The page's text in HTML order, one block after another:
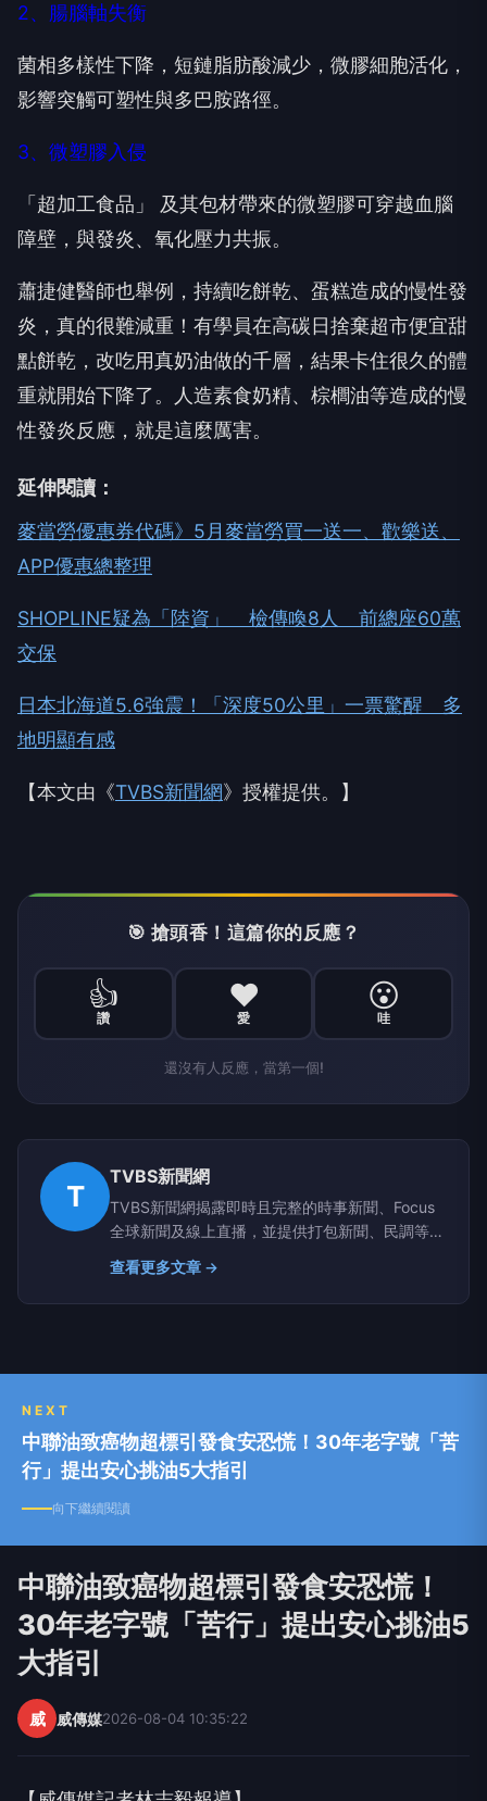
2、腸腦軸失衡
菌相多樣性下降，短鏈脂肪酸減少，微膠細胞活化，
影響突觸可塑性與多巴胺路徑。
3、微塑膠入侵
「超加工食品」 及其包材帶來的微塑膠可穿越血腦
障壁，與發炎、氧化壓力共振。
蕭捷健醫師也舉例，持續吃餅乾、蛋糕造成的慢性發
炎，真的很難減重！有學員在高碳日捨棄超市便宜甜
點餅乾，改吃用真奶油做的千層，結果卡住很久的體
重就開始下降了。人造素食奶精、棕櫚油等造成的慢
性發炎反應，就是這麼厲害。
延伸閱讀：
麥當勞優惠券代碼》5月麥當勞買一送一、歡樂送、
APP優惠總整理
SHOPLINE疑為「陸資」 檢傳喚8人 前總座60萬
交保
日本北海道5.6強震！「深度50公里」一票驚醒 多
地明顯有感
【本文由《TVBS新聞網》授權提供。】
🎯 搶頭香！這篇你的反應？
👍
讚
❤️
愛
😮
哇
還沒有人反應，當第一個!
T
TVBS新聞網
TVBS新聞網揭露即時且完整的時事新聞、Focus
全球新聞及線上直播，並提供打包新聞、民調等資
訊，展現兼具深度及廣度的新聞視野│TVBS 最值
得信賴的媒體
查看更多文章 →
NEXT
中聯油致癌物超標引發食安恐慌！30年老字號「苦
行」提出安心挑油5大指引
向下繼續閱讀
中聯油致癌物超標引發食安恐慌！
30年老字號「苦行」提出安心挑油5
大指引
威 威傳媒2026-08-04 10:35:22